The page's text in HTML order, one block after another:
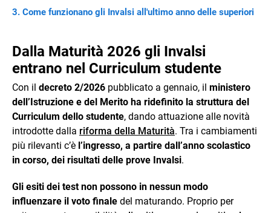
Come funzionano gli Invalsi all'ultimo anno delle superiori
Dalla Maturità 2026 gli Invalsi
entrano nel Curriculum studente
Con il decreto 2/2026 pubblicato a gennaio, il ministero
dell’Istruzione e del Merito ha ridefinito la struttura del
Curriculum dello studente, dando attuazione alle novità
introdotte dalla riforma della Maturità. Tra i cambiamenti
più rilevanti c’è l’ingresso, a partire dall’anno scolastico
in corso, dei risultati delle prove Invalsi.
Gli esiti dei test non possono in nessun modo
influenzare il voto finale del maturando. Proprio per